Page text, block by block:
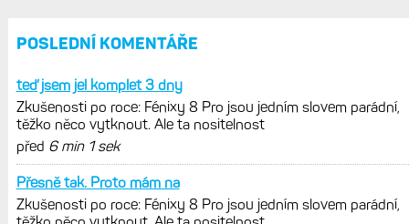
vytknout. Ale ta nositelnost
Zaměření zátěže: Hodnotí, zda je váš
trénink produktivní a jestli se nachází
v optimálních oblastech
Garmin poprvé překonal hranici
300 dolarů. Cena akcií za devět
měsíců výrazně vzrostla